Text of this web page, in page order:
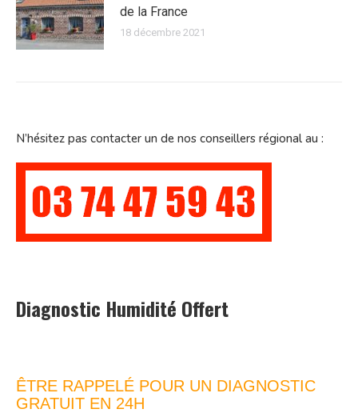
de la France
18 décembre 2021
N’hésitez pas contacter un de nos conseillers régional au :
Diagnostic Humidité Offert
ÊTRE RAPPELÉ POUR UN DIAGNOSTIC
GRATUIT EN 24H